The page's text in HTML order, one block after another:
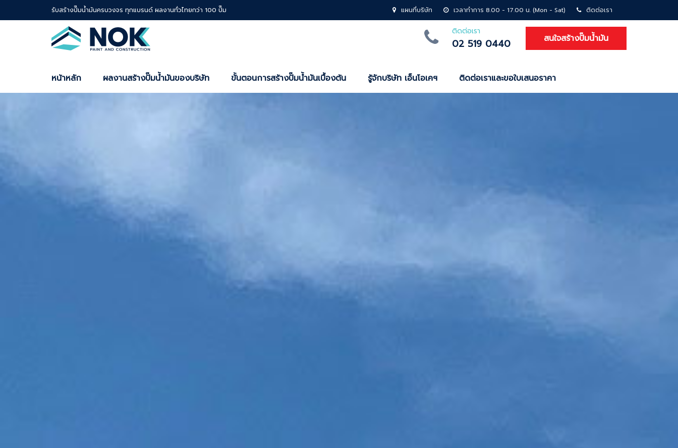
รับสร้างปั๊มน้ำมันครบวงจร ทุกแบรนด์ ผลงานทั่วไทยกว่า 100 ปั๊ม แผนที่บริษัท เวลาทำการ 8.00 - 17.00 น. (Mon - Sat) ติดต่อเรา
ติดต่อเรา
02 519 0440 สนใจสร้างปั๊มน้ำมัน
หน้าหลัก ผลงานสร้างปั๊มน้ำมันของบริษัท ขั้นตอนการสร้างปั๊มน้ำมันเบื้องต้น รู้จักบริษัท เอ็นโอเคฯ ติดต่อเราและขอใบเสนอราคา